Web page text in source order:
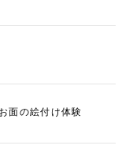
面の絵付け体験